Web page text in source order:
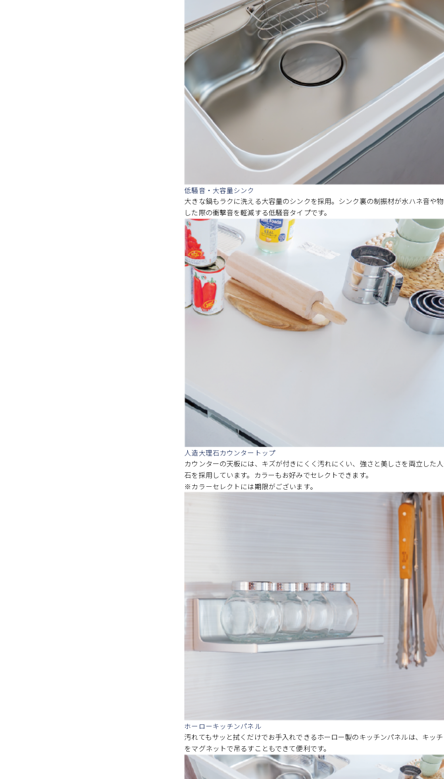
低騒音・大容量シンク
大きな鍋もラクに洗える大容量のシンクを採用。シンク裏の制振材が水ハネ音や
した際の衝撃音を軽減する低騒音タイプです。
人造大理石カウンタートップ
カウンターの天板には、キズが付きにくく汚れにくい、強さと美しさを両立した
石を採用しています。カラーもお好みでセレクトできます。
※カラーセレクトには期限がございます。
ホーローキッチンパネル
汚れてもサッと拭くだけでお手入れできるホーロー製のキッチンパネルは、キッ
をマグネットで吊るすこともできて便利です。